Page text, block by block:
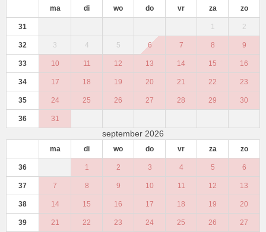
ma di wo do vr za zo
31 1 2
32 3 4 5 6 7 8 9
33 10 11 12 13 14 15 16
34 17 18 19 20 21 22 23
35 24 25 26 27 28 29 30
36 31
september 2026
ma di wo do vr za zo
36 1 2 3 4 5 6
37 7 8 9 10 11 12 13
38 14 15 16 17 18 19 20
39 21 22 23 24 25 26 27